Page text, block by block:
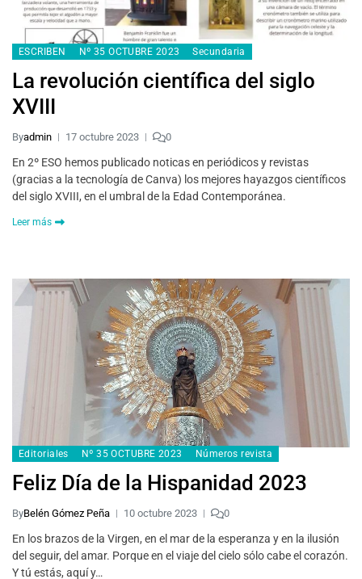
ESCRIBEN Nº 35 OCTUBRE 2023 Secundaria
La revolución científica del siglo
XVIII
Byadmin 17 octubre 2023 0
En 2º ESO hemos publicado noticas en periódicos y revistas
(gracias a la tecnología de Canva) los mejores hayazgos científicos
del siglo XVIII, en el umbral de la Edad Contemporánea.
Leer más
Editoriales Nº 35 OCTUBRE 2023 Números revista
Feliz Día de la Hispanidad 2023
ByBelén Gómez Peña 10 octubre 2023 0
En los brazos de la Virgen, en el mar de la esperanza y en la ilusión
del seguir, del amar. Porque en el viaje del cielo sólo cabe el corazón.
Y tú estás, aquí y…